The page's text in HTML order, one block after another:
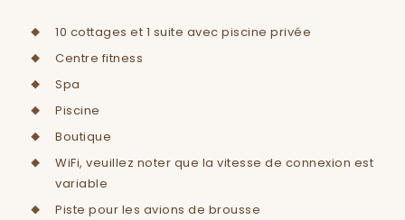
10 cottages et 1 suite avec piscine privée
Centre fitness
Spa
Piscine
Boutique
WiFi, veuillez noter que la vitesse de connexion est
variable
Piste pour les avions de brousse